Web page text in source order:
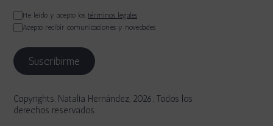
He leído y acepto los términos legales
Acepto recibir comunicaciones y novedades
Copyrights. Natalia Hernández, 2026. Todos los
derechos reservados.